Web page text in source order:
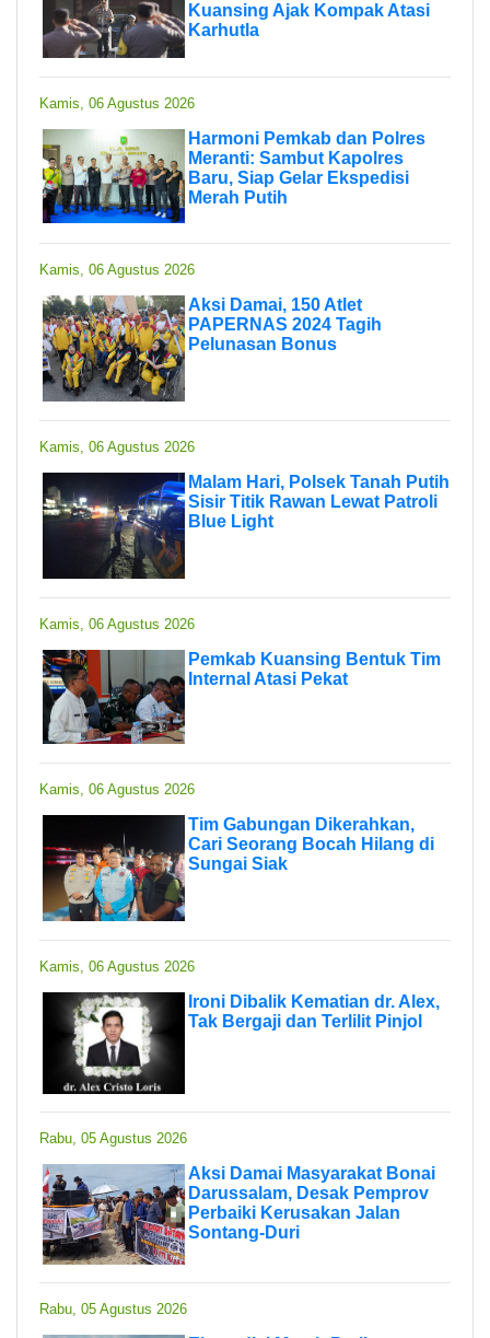
Kuansing Ajak Kompak Atasi
Karhutla
Kamis, 06 Agustus 2026
Harmoni Pemkab dan Polres
Meranti: Sambut Kapolres
Baru, Siap Gelar Ekspedisi
Merah Putih
Kamis, 06 Agustus 2026
Aksi Damai, 150 Atlet
PAPERNAS 2024 Tagih
Pelunasan Bonus
Kamis, 06 Agustus 2026
Malam Hari, Polsek Tanah Putih
Sisir Titik Rawan Lewat Patroli
Blue Light
Kamis, 06 Agustus 2026
Pemkab Kuansing Bentuk Tim
Internal Atasi Pekat
Kamis, 06 Agustus 2026
Tim Gabungan Dikerahkan,
Cari Seorang Bocah Hilang di
Sungai Siak
Kamis, 06 Agustus 2026
Ironi Dibalik Kematian dr. Alex,
Tak Bergaji dan Terlilit Pinjol
Rabu, 05 Agustus 2026
Aksi Damai Masyarakat Bonai
Darussalam, Desak Pemprov
Perbaiki Kerusakan Jalan
Sontang-Duri
Rabu, 05 Agustus 2026